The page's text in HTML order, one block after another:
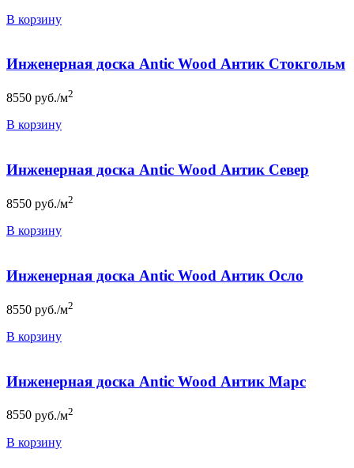
В корзину
Инженерная доска Antic Wood Антик Стокгольм
8550 руб./м2
В корзину
Инженерная доска Antic Wood Антик Север
8550 руб./м2
В корзину
Инженерная доска Antic Wood Антик Осло
8550 руб./м2
В корзину
Инженерная доска Antic Wood Антик Марс
8550 руб./м2
В корзину